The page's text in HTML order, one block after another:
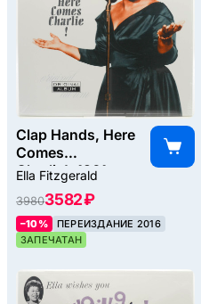
Clap Hands, Here
Comes
Charlie!, 1961
Ella Fitzgerald
39803582 ₽
–10%
ПЕРЕИЗДАНИЕ 2016
ЗАПЕЧАТАН